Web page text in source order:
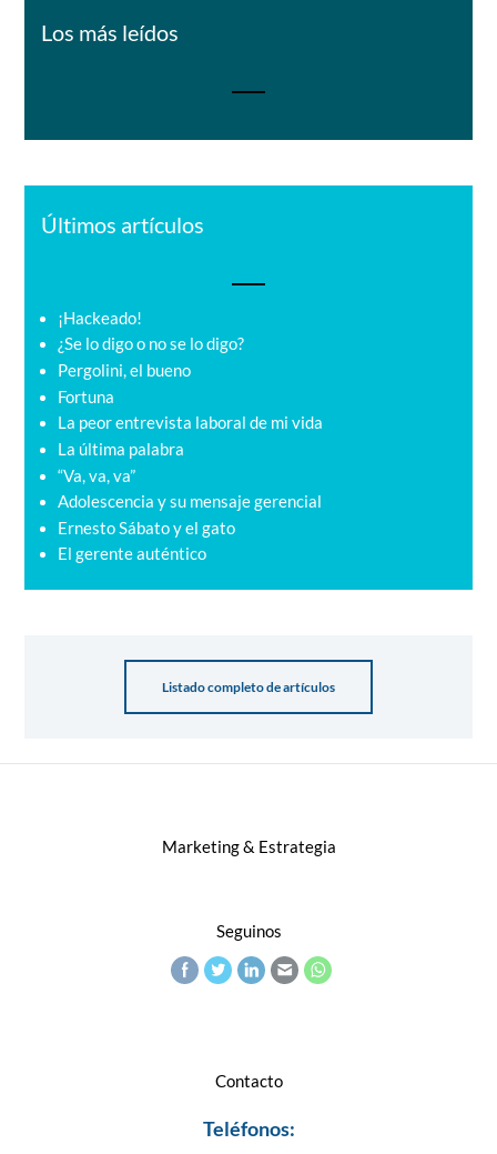
Los más leídos
Últimos artículos
¡Hackeado!
¿Se lo digo o no se lo digo?
Pergolini, el bueno
Fortuna
La peor entrevista laboral de mi vida
La última palabra
“Va, va, va”
Adolescencia y su mensaje gerencial
Ernesto Sábato y el gato
El gerente auténtico
Listado completo de artículos
Marketing & Estrategia
Seguinos
Contacto
Teléfonos: